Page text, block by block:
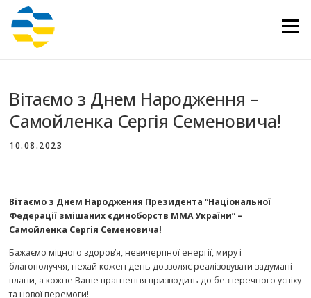
Перейти
вмісту
Меню
Вітаємо з Днем Народження –
Самойленка Сергія Семеновича!
10.08.2023
Вітаємо з Днем Народження Президента “Національної
Федерації змішаних єдиноборств ММА України” –
Самойленка Сергія Семеновича!
Бажаємо міцного здоров’я, невичерпної енергії, миру і
благополуччя, нехай кожен день дозволяє реалізовувати задумані
плани, а кожне Ваше прагнення призводить до безперечного успіху
та нової перемоги!